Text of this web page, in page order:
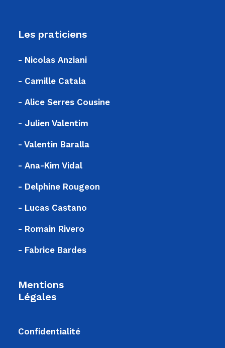
Les praticiens
- Nicolas Anziani
- Camille Catala
- Alice Serres Cousine
- Julien Valentim
- Valentin Baralla
- Ana-Kim Vidal
- Delphine Rougeon
- Lucas Castano
- Romain Rivero
- Fabrice Bardes
Mentions
Légales
Confidentialité